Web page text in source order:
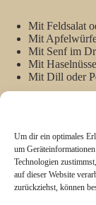
Um dir ein optimales
um
Technologien
auf dieser Website
zurückziehst, können
Mit Feldsalat
Mit
Mit Senf im
Mit
Mit Dill oder
Auch ein Spritzer
Aufbewahrung
DerKartoffelsalat
abgedeckt im